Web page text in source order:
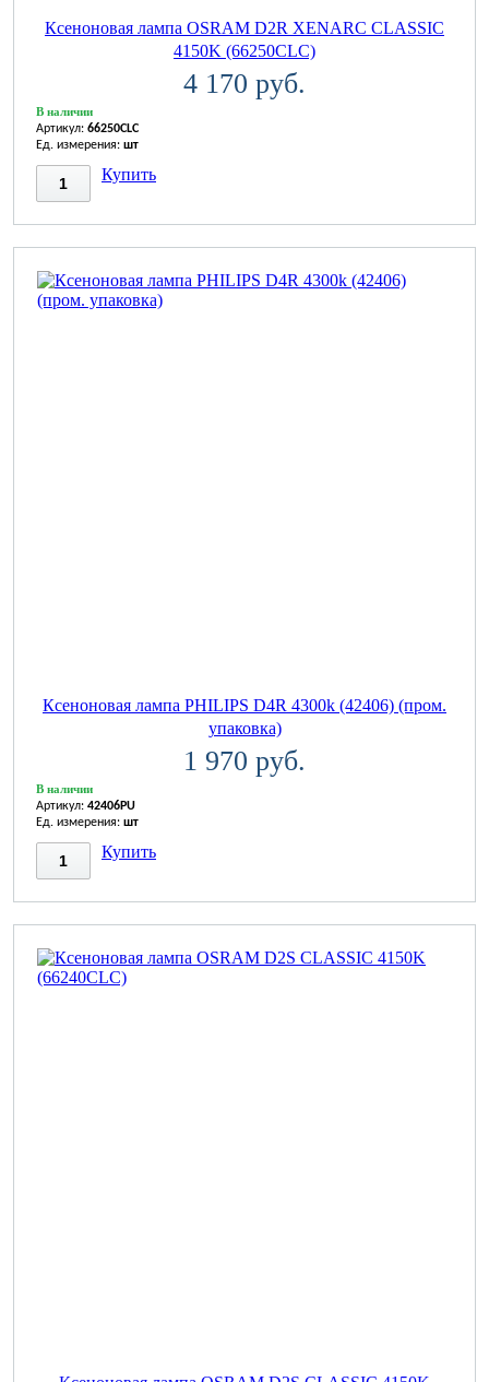
Ксеноновая лампа OSRAM D2R XENARC CLASSIC
4150K (66250CLC)
4 170 руб.
В наличии
Артикул: 66250CLC
Ед. измерения: шт
Купить
Ксеноновая лампа PHILIPS D4R 4300k (42406) (пром.
упаковка)
1 970 руб.
В наличии
Артикул: 42406PU
Ед. измерения: шт
Купить